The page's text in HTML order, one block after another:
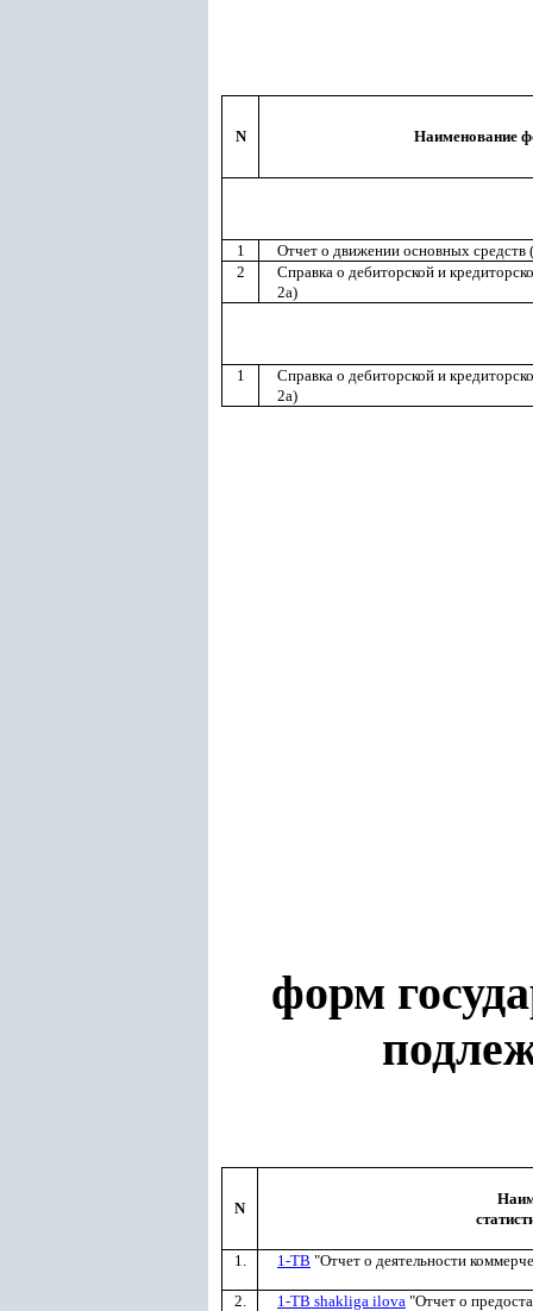
N Наименование
1
Отчет о движении основных средств
2
Справка о дебиторской и
2а)
1
Справка о дебиторской и
2а)
форм
N
1. 1-ТВ "Отчет о деятельности
2. 1-ТВ shakliga ilova "Отчет о